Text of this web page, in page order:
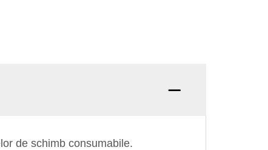
de schimb consumabile.